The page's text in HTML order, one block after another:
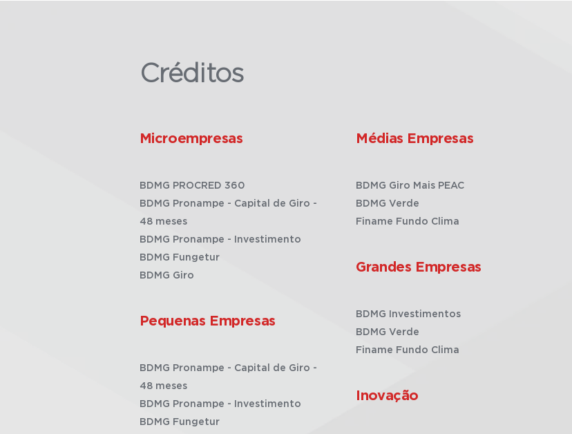
Créditos
Microempresas
BDMG PROCRED 360
BDMG Pronampe - Capital de Giro -
48 meses
BDMG Pronampe - Investimento
BDMG Fungetur
BDMG Giro
Pequenas Empresas
BDMG Pronampe - Capital de Giro -
48 meses
BDMG Pronampe - Investimento
BDMG Fungetur
Médias Empresas
BDMG Giro Mais PEAC
BDMG Verde
Finame Fundo Clima
Grandes Empresas
BDMG Investimentos
BDMG Verde
Finame Fundo Clima
Inovação